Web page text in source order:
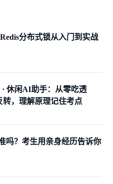
分布式锁从入门到实战
· 休闲AI助手：从零吃透
转，理解原理记住考点
吗？考生用亲身经历告诉你